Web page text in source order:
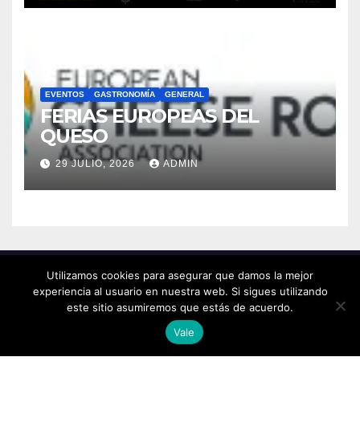
EVENTOS GASTRONOMÍA GENERAL
FERIAS EUROPEAS DEL
QUESO
29 JULIO, 2026 ADMIN
Utilizamos cookies para asegurar que damos la mejor
experiencia al usuario en nuestra web. Si sigues utilizando
este sitio asumiremos que estás de acuerdo.
Vale